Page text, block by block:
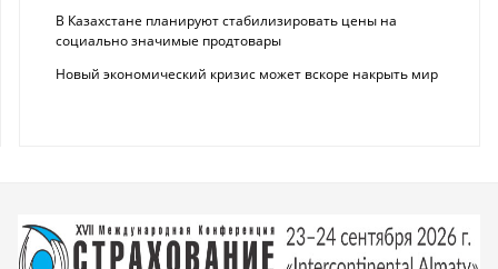
В Казахстане планируют стабилизировать цены на
социально значимые продтовары
Новый экономический кризис может вскоре накрыть мир